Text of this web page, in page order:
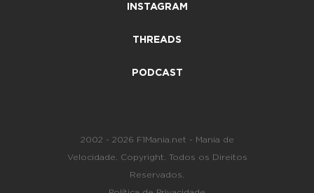
INSTAGRAM
THREADS
PODCAST
2002 - 2026 F1Mania.net - Mania de
Velocidade. Copyright. Todos os Direitos
Reservados.